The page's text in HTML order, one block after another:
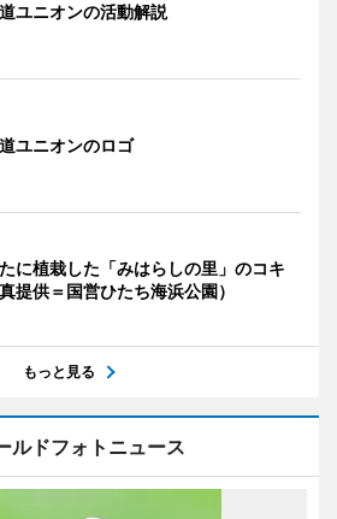
ユニオンの活動解説
ユニオンのロゴ
に植栽した「みはらしの里」のコキ
提供＝国営ひたち海浜公園）
もっと見る
ルドフォトニュース